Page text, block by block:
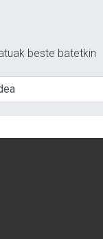
beste batetkin